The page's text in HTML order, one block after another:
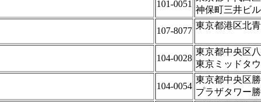
101-0051
神保町三井ビ
107-8077
東京都港区北
104-0028
東京都中央区
東京ミッドタ
104-0054
東京都中央区
プラザタワー